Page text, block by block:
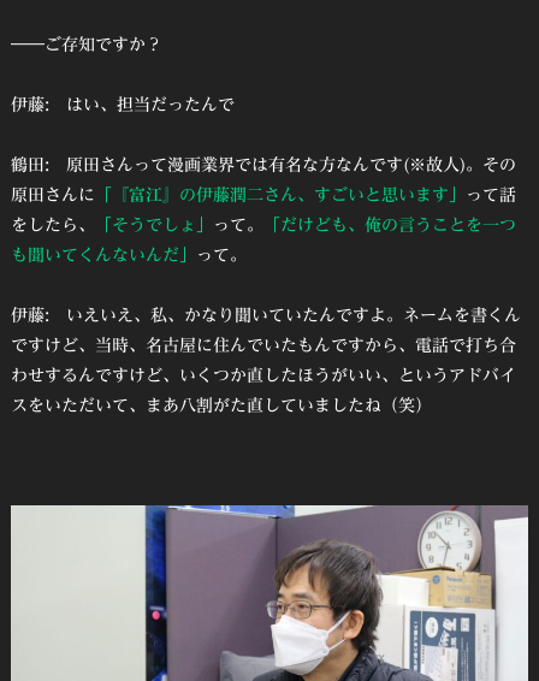
――ご存知ですか？
伊藤: はい、担当だったんで
鶴田: 原田さんって漫画業界では有名な方なんです(※故人)。その
原田さんに
『富江』 の伊藤潤二さん、すごいと思います」
って話
をしたら、
「そうでしょ」 って。
「だけども、俺の言うことを一つ
も聞いてくんないんだ」
って。
伊藤: いえいえ、私、かなり聞いていたんですよ。ネームを書くん
ですけど、当時、名古屋に住んでいたもんですから、電話で打ち合
わせするんですけど、いくつか直したほうがいい、というアドバイ
スをいただいて、まあ八割がた直していましたね（笑）